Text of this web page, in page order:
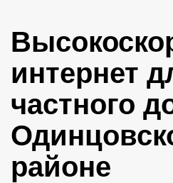
интернет
частного
районе